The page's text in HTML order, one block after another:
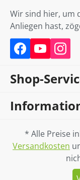
Wir sind hier, um
Anliegen hast,
Shop-
* Alle Preise
Versandkosten